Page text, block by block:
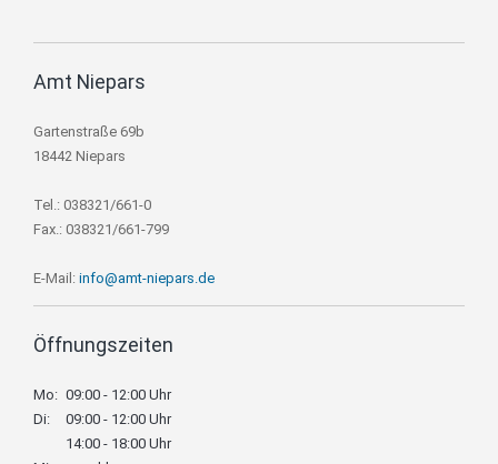
Amt Niepars
Gartenstraße 69b
18442 Niepars
Tel.: 038321/661-0
Fax.: 038321/661-799
E-Mail: info@amt-niepars.de
Öffnungszeiten
Mo: 09:00 - 12:00 Uhr
Di:
09:00 - 12:00 Uhr
14:00 - 18:00 Uhr